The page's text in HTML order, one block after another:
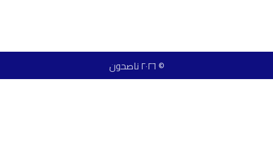
© ٢٠٢٦ ناصحون